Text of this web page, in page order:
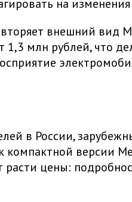
на
внешний вид
1,3 млн рублей, что
в России,
версии
цены: